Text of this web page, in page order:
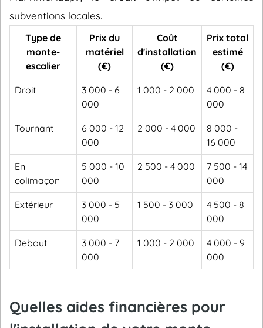
subventions locales.
Type de
monte-
escalier
Prix du
matériel
(€)
Coût
d'installation
(€)
Prix total
estimé
(€)
Droit
3 000 - 6
000
1 000 - 2 000
4 000 - 8
000
Tournant
6 000 - 12
000
2 000 - 4 000
8 000 -
16 000
En
colimaçon
5 000 - 10
000
2 500 - 4 000
7 500 - 14
000
Extérieur
3 000 - 5
000
1 500 - 3 000
4 500 - 8
000
Debout
3 000 - 7
000
1 000 - 2 000
4 000 - 9
000
Quelles aides financières pour